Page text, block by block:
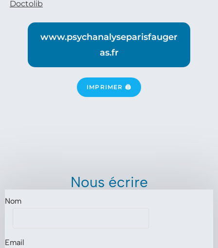
Doctolib
www.psychanalyseparisfauger
as.fr
IMPRIMER 🖨
Nous écrire
Nom
Email